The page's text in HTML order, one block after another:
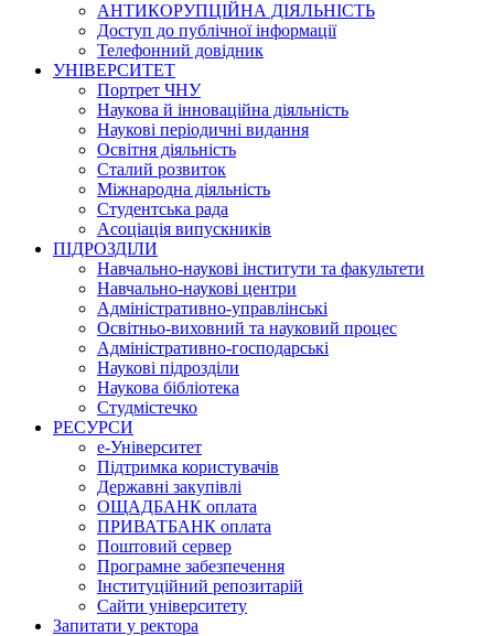
АНТИКОРУПЦІЙНА ДІЯЛЬНІСТЬ
Доступ до публічної інформації
Телефонний довідник
УНІВЕРСИТЕТ
Портрет ЧНУ
Наукова й інноваційна діяльність
Наукові періодичні видання
Освітня діяльність
Сталий розвиток
Міжнародна діяльність
Студентська рада
Асоціація випускників
ПІДРОЗДІЛИ
Навчально-наукові інститути та факультети
Навчально-наукові центри
Адміністративно-управлінські
Освітньо-виховний та науковий процес
Адміністративно-господарські
Наукові підрозділи
Наукова бібліотека
Студмістечко
РЕСУРСИ
е-Університет
Підтримка користувачів
Державні закупівлі
ОЩАДБАНК оплата
ПРИВАТБАНК оплата
Поштовий сервер
Програмне забезпечення
Інституційний репозитарій
Сайти університету
Запитати у ректора